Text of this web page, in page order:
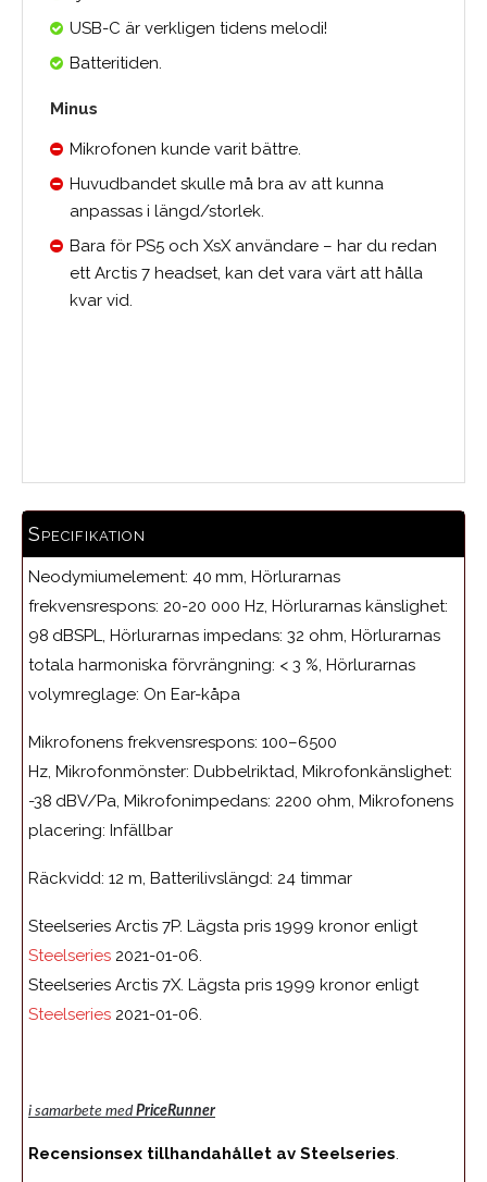
USB-C är verkligen tidens melodi!
Batteritiden.
Minus
Mikrofonen kunde varit bättre.
Huvudbandet skulle må bra av att kunna
anpassas i längd/storlek.
Bara för PS5 och XsX användare – har du redan
ett Arctis 7 headset, kan det vara värt att hålla
kvar vid.
Specifikation
Neodymiumelement: 40 mm, Hörlurarnas
frekvensrespons: 20-20 000 Hz, Hörlurarnas känslighet:
98 dBSPL, Hörlurarnas impedans: 32 ohm, Hörlurarnas
totala harmoniska förvrängning: < 3 %, Hörlurarnas
volymreglage: On Ear-kåpa
Mikrofonens frekvensrespons: 100–6500
Hz, Mikrofonmönster: Dubbelriktad, Mikrofonkänslighet:
-38 dBV/Pa, Mikrofonimpedans: 2200 ohm, Mikrofonens
placering: Infällbar
Räckvidd: 12 m, Batterilivslängd: 24 timmar
Steelseries Arctis 7P. Lägsta pris 1999 kronor enligt
Steelseries 2021-01-06.
Steelseries Arctis 7X. Lägsta pris 1999 kronor enligt
Steelseries 2021-01-06.
i samarbete med PriceRunner
Recensionsex tillhandahållet av Steelseries.